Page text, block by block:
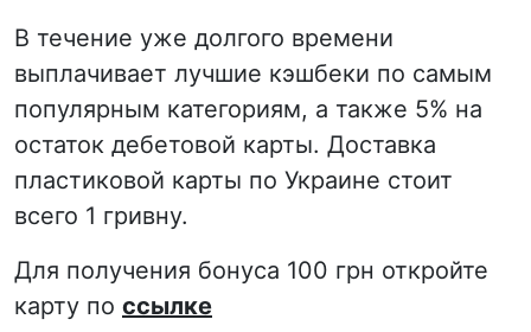
В течение уже долгого времени
выплачивает лучшие кэшбеки по самым
популярным категориям, а также 5% на
остаток дебетовой карты. Доставка
пластиковой карты по Украине стоит
всего 1 гривну.
Для получения бонуса 100 грн откройте
карту по ссылке